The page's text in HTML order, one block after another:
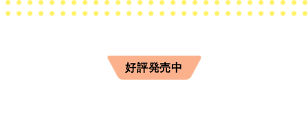
好評発売中